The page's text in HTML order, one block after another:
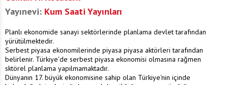
Yayınevi: Kum Saati Yayınları
Planlı ekonomide sanayi sektörlerinde planlama devlet tarafından
yürütülmektedir.
Serbest piyasa ekonomilerinde piyasa piyasa aktörleri tarafından
belirlenir. Türkiye'de serbest piyasa ekonomisi olmasına rağmen
sktörel planlama yapılmamaktadır.
Dünyanın 17. büyük ekonomisine sahip olan Türkiye'nin içinde